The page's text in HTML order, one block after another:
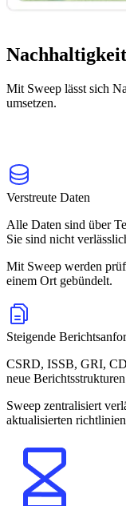
Mit Sweep lässt sich
umsetzen.
Verstreute Daten
Alle Daten sind über
Sie sind nicht
Mit Sweep werden
einem Ort gebündelt.
Steigende
CSRD, ISSB, GRI,
neue
Sweep zentralisiert
aktualisierten